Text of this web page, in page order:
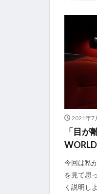
2021年7
「目が
WORLD
今回は私
を見て思
く説明し